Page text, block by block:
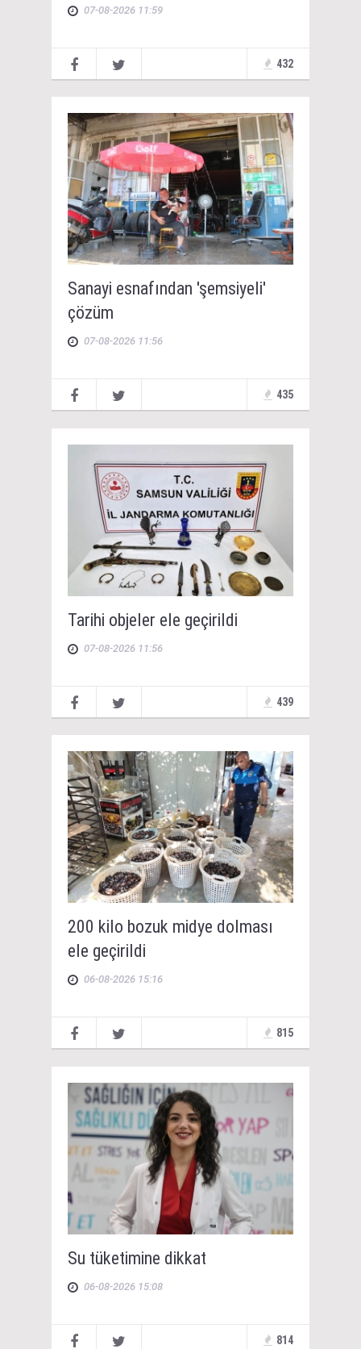
07-08-2026 11:59
432
Sanayi esnafından 'şemsiyeli'
çözüm
07-08-2026 11:56
435
Tarihi objeler ele geçirildi
07-08-2026 11:56
439
200 kilo bozuk midye dolması
ele geçirildi
06-08-2026 15:16
815
Su tüketimine dikkat
06-08-2026 15:08
814